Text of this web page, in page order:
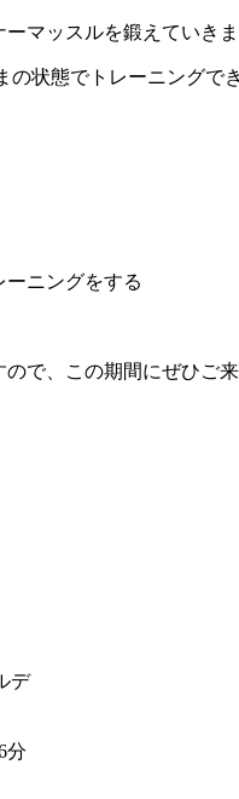
マッスルを鍛えていきま
状態でトレーニング
ニングをする
で、この期間にぜひご来
デ
分